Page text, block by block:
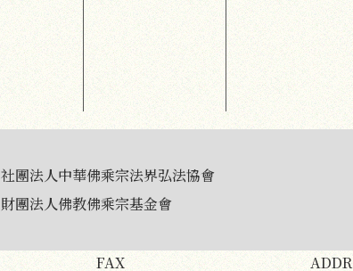
社團法人中華佛乘宗法界弘法協會
財團法人佛教佛乘宗基金會
FAX ADDR